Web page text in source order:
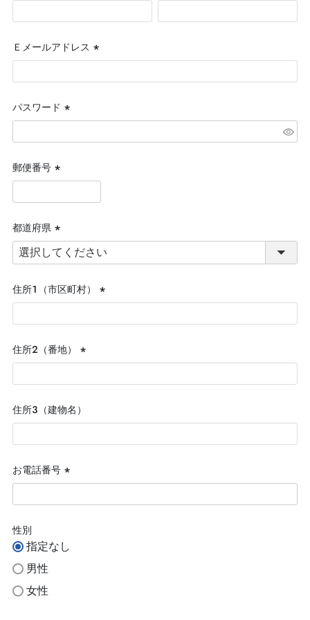
(必
須)
Ｅメールアドレス
(必
須)
パスワード
(必
須)
郵便番号
(必
須)
都道府県
(必
須)
住所１（市区町村）
(必
須)
住所２（番地）
(必
須)
住所３（建物名）
お電話番号
(必
須)
性別
指定なし
男性
女性